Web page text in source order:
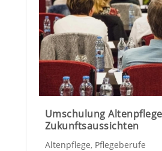
Umschulung
Zukunftsaussichten
Altenpflege, Pflegeberufe